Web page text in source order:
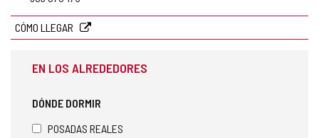
CÓMO LLEGAR
EN LOS ALREDEDORES
DÓNDE DORMIR
POSADAS REALES